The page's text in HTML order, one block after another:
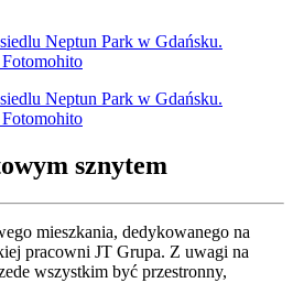
sznytem
mieszkania, dedykowanego na
pracowni JT Grupa. Z uwagi na
wszystkim być przestronny,